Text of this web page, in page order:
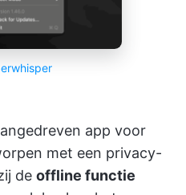
app voor
met een privacy-
de offline functie